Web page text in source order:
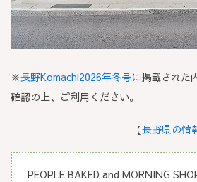
※長野Komachi2026年冬号に掲載された
確認の上、ご利用ください。
【長野県の情
PEOPLE BAKED and MORNING